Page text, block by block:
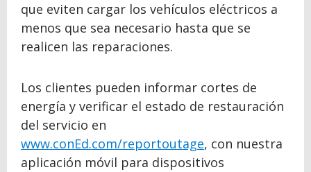
que eviten cargar los vehículos eléctricos a
menos que sea necesario hasta que se
realicen las reparaciones.
Los clientes pueden informar cortes de
energía y verificar el estado de restauración
del servicio en
www.conEd.com/reportoutage, con nuestra
aplicación móvil para dispositivos